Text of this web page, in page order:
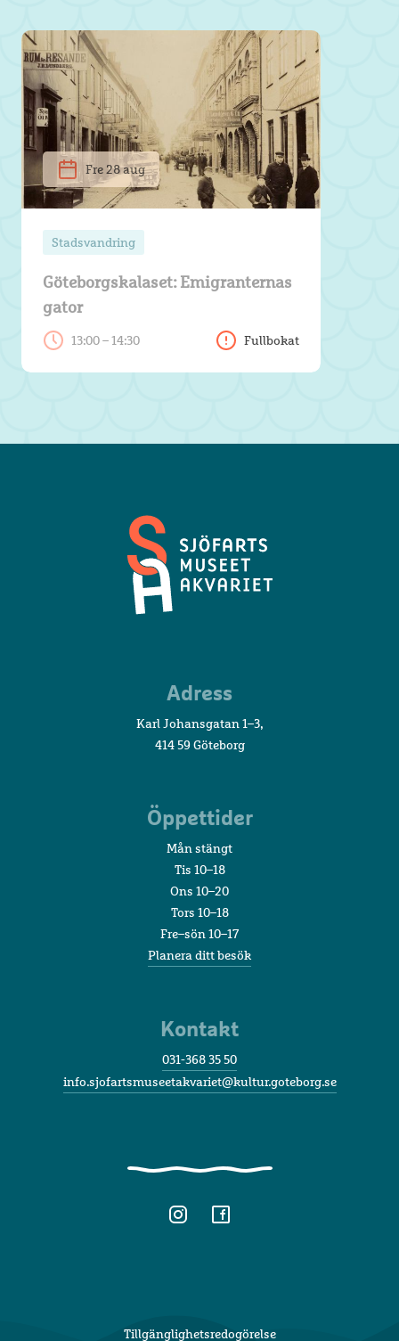
Fre 28 aug
Stadsvandring
Göteborgskalaset: Emigranternas
gator
13:00 – 14:30 Fullbokat
AkvarietAdress
Karl Johansgatan 1–3,
414 59 Göteborg
Öppettider
Mån stängt
Tis 10–18
Ons 10–20
Tors 10–18
Fre–sön 10–17
Planera ditt besök
Kontakt
031-368 35 50
info.sjofartsmuseetakvariet@kultur.goteborg.se
Tillgänglighetsredogörelse